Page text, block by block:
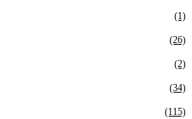
(1)
(26)
(2)
(34)
(115)